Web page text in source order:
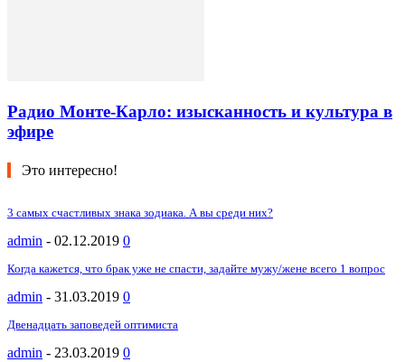
Радио Монте-Карло: изысканность и культура в
эфире
Это интересно!
3 самых счастливых знака зодиака. А вы среди них?
admin - 02.12.2019 0
Когда кажется, что брак уже не спасти, задайте мужу/жене всего 1 вопрос
admin - 31.03.2019 0
Двенадцать заповедей оптимиста
admin - 23.03.2019 0